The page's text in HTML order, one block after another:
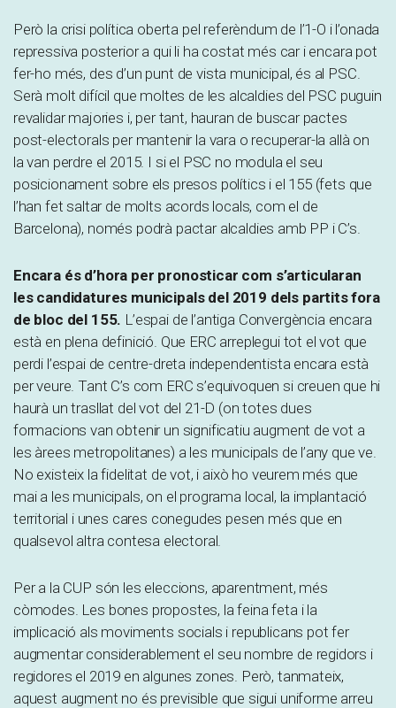
Però la crisi política oberta pel referèndum de l’1-O i l’onada
repressiva posterior a qui li ha costat més car i encara pot
fer-ho més, des d’un punt de vista municipal, és al PSC.
Serà molt difícil que moltes de les alcaldies del PSC puguin
revalidar majories i, per tant, hauran de buscar pactes
post-electorals per mantenir la vara o recuperar-la allà on
la van perdre el 2015. I si el PSC no modula el seu
posicionament sobre els presos polítics i el 155 (fets que
l’han fet saltar de molts acords locals, com el de
Barcelona), només podrà pactar alcaldies amb PP i C’s.
Encara és d’hora per pronosticar com s’articularan
les candidatures municipals del 2019 dels partits fora
de bloc del 155. L’espai de l’antiga Convergència encara
està en plena definició. Que ERC arreplegui tot el vot que
perdi l’espai de centre-dreta independentista encara està
per veure. Tant C’s com ERC s’equivoquen si creuen que hi
haurà un trasllat del vot del 21-D (on totes dues
formacions van obtenir un significatiu augment de vot a
les àrees metropolitanes) a les municipals de l’any que ve.
No existeix la fidelitat de vot, i això ho veurem més que
mai a les municipals, on el programa local, la implantació
territorial i unes cares conegudes pesen més que en
qualsevol altra contesa electoral.
Per a la CUP són les eleccions, aparentment, més
còmodes. Les bones propostes, la feina feta i la
implicació als moviments socials i republicans pot fer
augmentar considerablement el seu nombre de regidors i
regidores el 2019 en algunes zones. Però, tanmateix,
aquest augment no és previsible que sigui uniforme arreu